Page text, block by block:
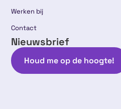
Werken bij
Contact
Nieuwsbrief
Houd me op de hoogte!